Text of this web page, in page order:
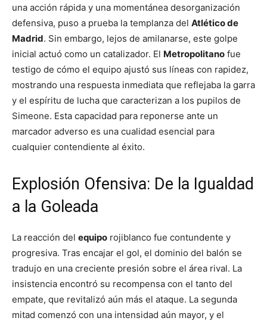
una acción rápida y una momentánea desorganización
defensiva, puso a prueba la templanza del Atlético de
Madrid. Sin embargo, lejos de amilanarse, este golpe
inicial actuó como un catalizador. El Metropolitano fue
testigo de cómo el equipo ajustó sus líneas con rapidez,
mostrando una respuesta inmediata que reflejaba la garra
y el espíritu de lucha que caracterizan a los pupilos de
Simeone. Esta capacidad para reponerse ante un
marcador adverso es una cualidad esencial para
cualquier contendiente al éxito.
Explosión Ofensiva: De la Igualdad
a la Goleada
La reacción del equipo rojiblanco fue contundente y
progresiva. Tras encajar el gol, el dominio del balón se
tradujo en una creciente presión sobre el área rival. La
insistencia encontró su recompensa con el tanto del
empate, que revitalizó aún más el ataque. La segunda
mitad comenzó con una intensidad aún mayor, y el